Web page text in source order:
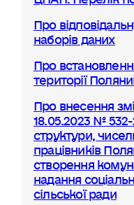
Про
наборів даних
Про
території
Про внесення
18.05.2023 №
структури,
працівників
створення
надання
сільської ради